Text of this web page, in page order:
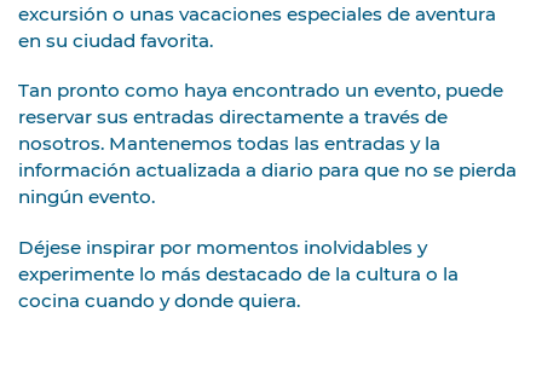
excursión o unas vacaciones especiales de aventura
en su ciudad favorita.
Tan pronto como haya encontrado un evento, puede
reservar sus entradas directamente a través de
nosotros. Mantenemos todas las entradas y la
información actualizada a diario para que no se pierda
ningún evento.
Déjese inspirar por momentos inolvidables y
experimente lo más destacado de la cultura o la
cocina cuando y donde quiera.